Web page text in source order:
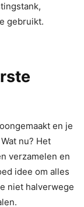
gebruikt.
en je
nu? Het
verzamelen en
idee om alles
niet halverwege